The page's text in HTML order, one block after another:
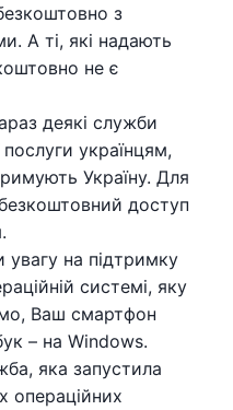
з
А ті, які надають
не є
деякі служби
українцям,
Україну. Для
доступ
увагу на підтримку
системі, яку
Ваш смартфон
– на Windows.
яка запустила
операційних